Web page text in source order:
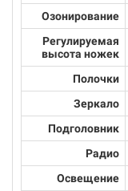
Озонирование
Регулируемая
высота ножек
Полочки
Зеркало
Подголовник
Радио
Освещение